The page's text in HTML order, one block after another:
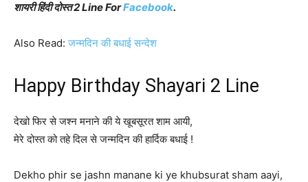
शायरी हिंदी दोस्त 2 Line ForFacebook.
Also Read:जन्मदिन की बधाई सन्देश
Happy Birthday Shayari 2 Line
देखो फिर से जश्न मनाने की ये खूबसूरत शाम आयी,
मेरे दोस्त को तहे दिल से जन्मदिन की हार्दिक बधाई !
Dekho phir se jashn manane ki ye khubsurat sham aayi,